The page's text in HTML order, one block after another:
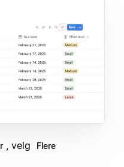
, velg
Flere